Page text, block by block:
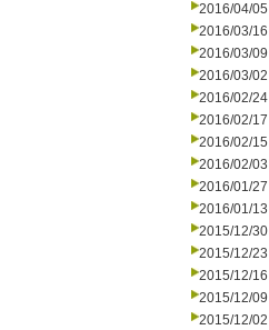
2016/04/05
2016/03/16
2016/03/09
2016/03/02
2016/02/24
2016/02/17
2016/02/15
2016/02/03
2016/01/27
2016/01/13
2015/12/30
2015/12/23
2015/12/16
2015/12/09
2015/12/02